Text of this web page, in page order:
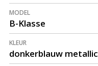
MODEL
B-Klasse
KLEUR
donkerblauw metallic